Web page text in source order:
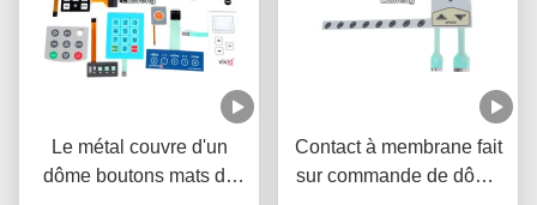
Le métal couvre d'un
dôme boutons mats de
Contact à membrane fait
sur commande de dôme